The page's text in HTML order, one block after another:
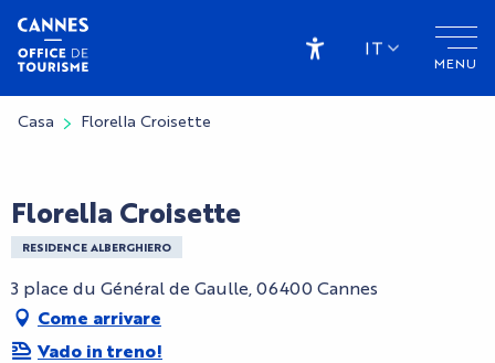
Aller
contenu
principal
MENU
Accessibilité
IT
Casa Florella Croisette
Florella Croisette
RESIDENCE ALBERGHIERO
3 place du Général de Gaulle, 06400 Cannes
Come arrivare
Vado in treno!